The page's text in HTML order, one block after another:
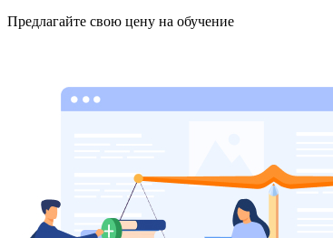
Предлагайте свою цену на обучение